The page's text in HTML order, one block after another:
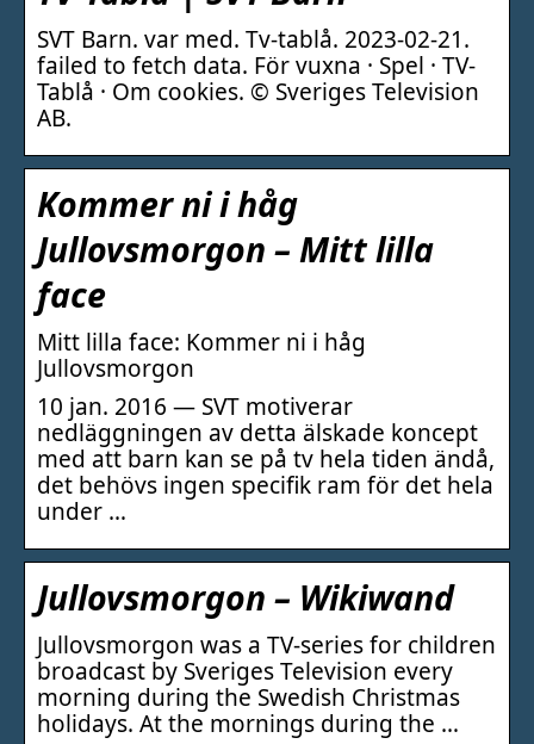
SVT Barn. var med. Tv-tablå. 2023-02-21.
failed to fetch data. För vuxna · Spel · TV-
Tablå · Om cookies. © Sveriges Television
AB.
Kommer ni i håg
Jullovsmorgon – Mitt lilla
face
Mitt lilla face: Kommer ni i håg
Jullovsmorgon
10 jan. 2016 — SVT motiverar
nedläggningen av detta älskade koncept
med att barn kan se på tv hela tiden ändå,
det behövs ingen specifik ram för det hela
under …
Jullovsmorgon – Wikiwand
Jullovsmorgon was a TV-series for children
broadcast by Sveriges Television every
morning during the Swedish Christmas
holidays. At the mornings during the …